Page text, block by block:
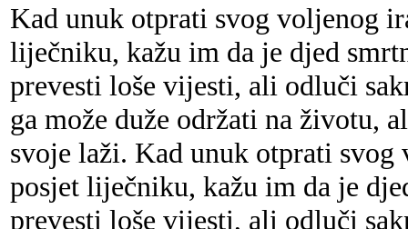
Kad unuk otprati svog voljenog
liječniku, kažu im da je djed
prevesti loše vijesti, ali odluči
ga može duže održati na životu,
svoje laži. Kad unuk otprati svog
posjet liječniku, kažu im da je
prevesti loše vijesti, ali odluči